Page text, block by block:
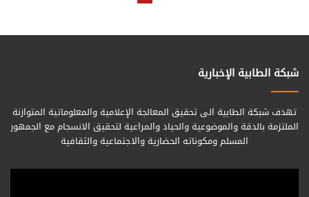
شبكة الطابية الإخبارية
تهدف شبكة الطابية الى تحقيق المعالجة الإعلامية والمعلوماتية المتوازنة
الملتزمة بالدقة والموضوعية والحياد والمراعية لتحقيق الانسجام مع الجمهور
المسلم ومكوناته الحضارية والاجتماعية والثقافية